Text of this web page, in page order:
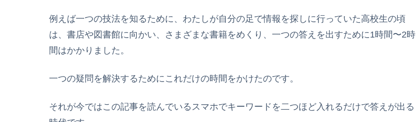
例えば一つの技法を知るために、わたしが自分の足で情報を探しに行っていた高校生の頃
は、書店や図書館に向かい、さまざまな書籍をめくり、一つの答えを出すために1時間〜2時
間はかかりました。
一つの疑問を解決するためにこれだけの時間をかけたのです。
それが今ではこの記事を読んでいるスマホでキーワードを二つほど入れるだけで答えが出る